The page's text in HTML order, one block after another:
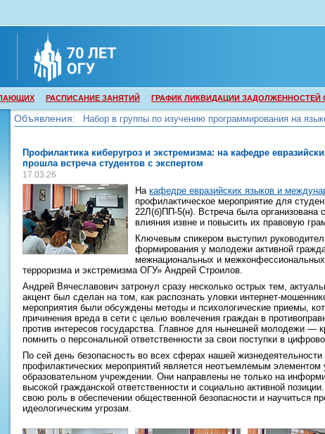
РАСПИСАНИЕ ЗАНЯТИЙ ГРАФИК ЛИКВИДАЦИИ
Объявления:
Набор в группы по изучению программирования на
Профилактика киберугроз и экстремизма: на кафедре
прошла встреча студентов с экспертом
17.03.26
На кафедре евразийских языков и
профилактическое мероприятие для
22Л(б)ПП-5(н). Встреча была организована
влияния извне и повысить их правовую
Ключевым спикером выступил
формирования у молодежи активной
межнациональных и
терроризма и экстремизма ОГУ» Андрей Строилов.
Андрей Вячеславович затронул сразу несколько острых тем,
акцент был сделан на том, как распознать уловки интернет-
мероприятия были обсуждены методы и психологические приемы,
причинения вреда в сети с целью вовлечения граждан в
против интересов государства. Главное для нынешней молодежи —
помнить о персональной ответственности за свои поступки в
По сей день безопасность во всех сферах нашей
профилактических мероприятий является неотъемлемым элементом
образовательном учреждении. Они направлены не только на
высокой гражданской ответственности и социально активной
свою роль в обеспечении общественной безопасности и научиться
идеологическим угрозам.